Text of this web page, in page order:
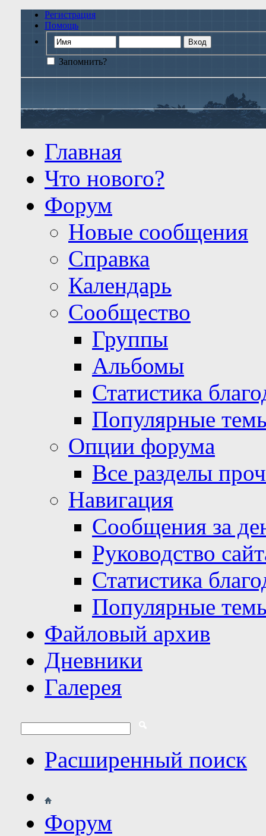
Регистрация
Помощь
Запомнить?
Главная
Что нового?
Форум
Новые сообщения
Справка
Календарь
Сообщество
Группы
Альбомы
Статистика
Популярные
Опции форума
Все разделы
Навигация
Сообщения за
Руководство
Статистика
Популярные
Файловый архив
Дневники
Галерея
Расширенный поиск
Форум